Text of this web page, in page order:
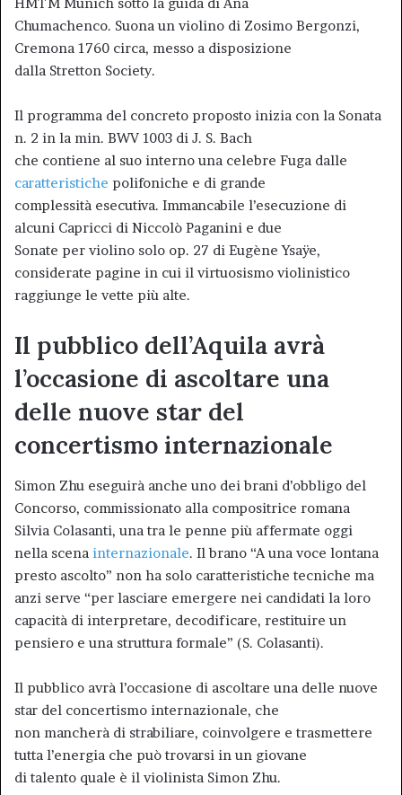
HMTM Munich sotto la guida di Ana
Chumachenco. Suona un violino di Zosimo Bergonzi,
Cremona 1760 circa, messo a disposizione
dalla Stretton Society.
Il programma del concreto proposto inizia con la Sonata
n. 2 in la min. BWV 1003 di J. S. Bach
che contiene al suo interno una celebre Fuga dalle
caratteristiche polifoniche e di grande
complessità esecutiva. Immancabile l’esecuzione di
alcuni Capricci di Niccolò Paganini e due
Sonate per violino solo op. 27 di Eugène Ysaÿe,
considerate pagine in cui il virtuosismo violinistico
raggiunge le vette più alte.
Il pubblico dell’Aquila avrà
l’occasione di ascoltare una
delle nuove star del
concertismo internazionale
Simon Zhu eseguirà anche uno dei brani d’obbligo del
Concorso, commissionato alla compositrice romana
Silvia Colasanti, una tra le penne più affermate oggi
nella scena internazionale. Il brano “A una voce lontana
presto ascolto” non ha solo caratteristiche tecniche ma
anzi serve “per lasciare emergere nei candidati la loro
capacità di interpretare, decodificare, restituire un
pensiero e una struttura formale” (S. Colasanti).
Il pubblico avrà l’occasione di ascoltare una delle nuove
star del concertismo internazionale, che
non mancherà di strabiliare, coinvolgere e trasmettere
tutta l’energia che può trovarsi in un giovane
di talento quale è il violinista Simon Zhu.